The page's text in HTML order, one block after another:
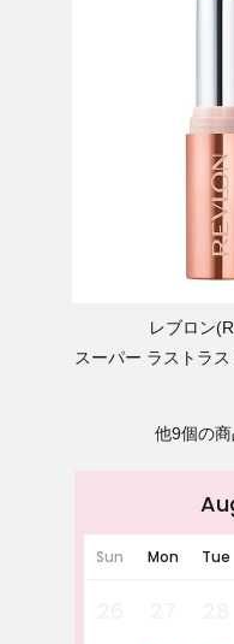
レブロン
スーパー ラストラ
他9個の
Sun Mon Tue